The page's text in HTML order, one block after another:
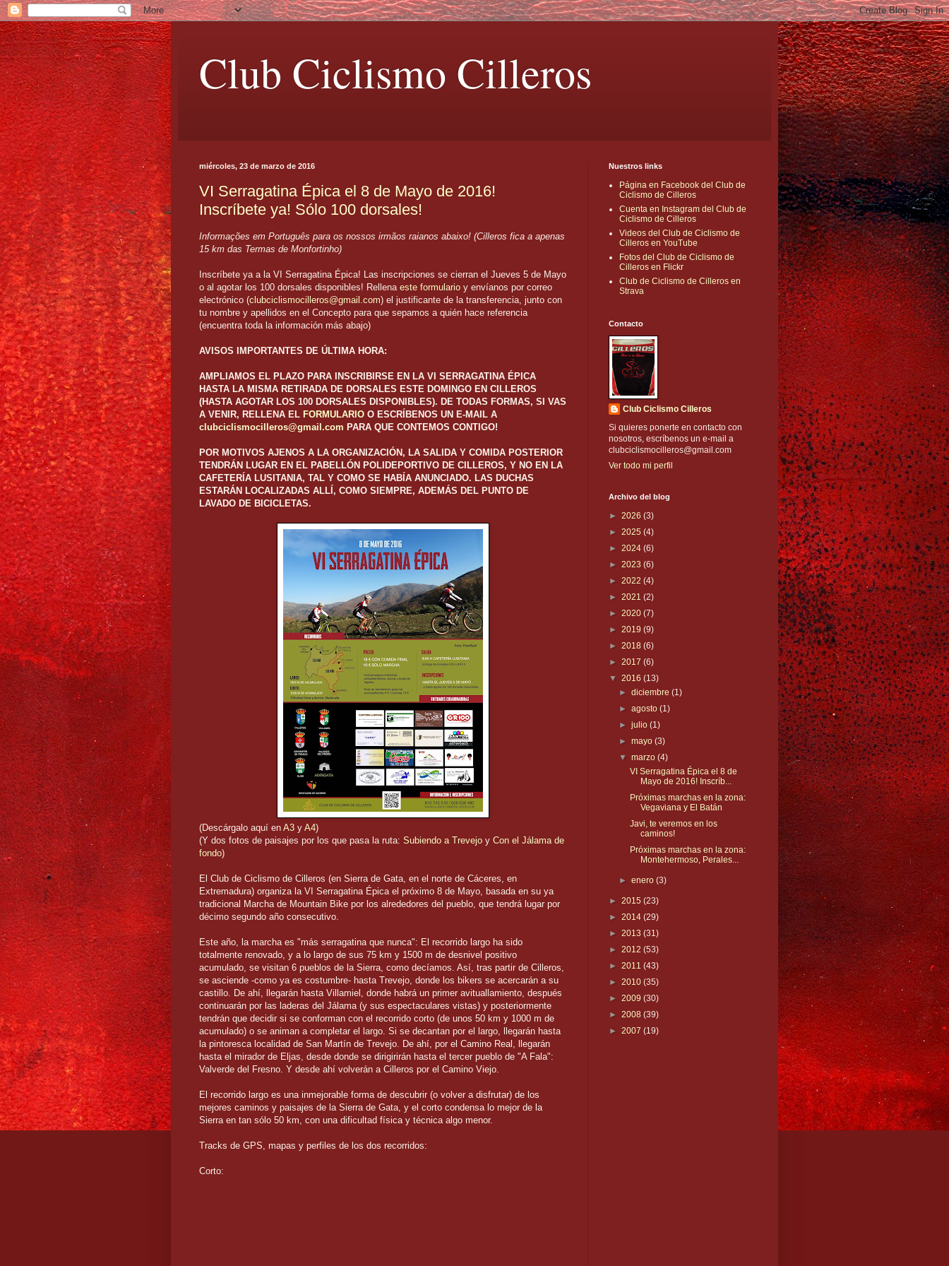
Club Ciclismo Cilleros
miércoles, 23 de marzo de 2016
VI Serragatina Épica el 8 de Mayo de 2016!
Inscríbete ya! Sólo 100 dorsales!
Informações em Português para os nossos irmãos raianos abaixo! (Cilleros fica a apenas
15 km das Termas de Monfortinho)
Inscríbete ya a la VI Serragatina Épica! Las inscripciones se cierran el Jueves 5 de Mayo
o al agotar los 100 dorsales disponibles! Rellena este formulario y envíanos por correo
electrónico (clubciclismocilleros@gmail.com) el justificante de la transferencia, junto con
tu nombre y apellidos en el Concepto para que sepamos a quién hace referencia
(encuentra toda la información más abajo)
AVISOS IMPORTANTES DE ÚLTIMA HORA:
AMPLIAMOS EL PLAZO PARA INSCRIBIRSE EN LA VI SERRAGATINA ÉPICA
HASTA LA MISMA RETIRADA DE DORSALES ESTE DOMINGO EN CILLEROS
(HASTA AGOTAR LOS 100 DORSALES DISPONIBLES). DE TODAS FORMAS, SI VAS
A VENIR, RELLENA EL FORMULARIO O ESCRÍBENOS UN E-MAIL A
clubciclismocilleros@gmail.com PARA QUE CONTEMOS CONTIGO!
POR MOTIVOS AJENOS A LA ORGANIZACIÓN, LA SALIDA Y COMIDA POSTERIOR
TENDRÁN LUGAR EN EL PABELLÓN POLIDEPORTIVO DE CILLEROS, Y NO EN LA
CAFETERÍA LUSITANIA, TAL Y COMO SE HABÍA ANUNCIADO. LAS DUCHAS
ESTARÁN LOCALIZADAS ALLÍ, COMO SIEMPRE, ADEMÁS DEL PUNTO DE
LAVADO DE BICICLETAS.
(Descárgalo aquí en A3 y A4)
(Y dos fotos de paisajes por los que pasa la ruta: Subiendo a Trevejo y Con el Jálama de
fondo)
El Club de Ciclismo de Cilleros (en Sierra de Gata, en el norte de Cáceres, en
Extremadura) organiza la VI Serragatina Épica el próximo 8 de Mayo, basada en su ya
tradicional Marcha de Mountain Bike por los alrededores del pueblo, que tendrá lugar por
décimo segundo año consecutivo.
Este año, la marcha es "más serragatina que nunca": El recorrido largo ha sido
totalmente renovado, y a lo largo de sus 75 km y 1500 m de desnivel positivo
acumulado, se visitan 6 pueblos de la Sierra, como decíamos. Así, tras partir de Cilleros,
se asciende -como ya es costumbre- hasta Trevejo, donde los bikers se acercarán a su
castillo. De ahí, llegarán hasta Villamiel, donde habrá un primer avituallamiento, después
continuarán por las laderas del Jálama (y sus espectaculares vistas) y posteriormente
tendrán que decidir si se conforman con el recorrido corto (de unos 50 km y 1000 m de
acumulado) o se animan a completar el largo. Si se decantan por el largo, llegarán hasta
la pintoresca localidad de San Martín de Trevejo. De ahí, por el Camino Real, llegarán
hasta el mirador de Eljas, desde donde se dirigirirán hasta el tercer pueblo de "A Fala":
Valverde del Fresno. Y desde ahí volverán a Cilleros por el Camino Viejo.
El recorrido largo es una inmejorable forma de descubrir (o volver a disfrutar) de los
mejores caminos y paisajes de la Sierra de Gata, y el corto condensa lo mejor de la
Sierra en tan sólo 50 km, con una dificultad física y técnica algo menor.
Tracks de GPS, mapas y perfiles de los dos recorridos:
Corto:
Nuestros links
Página en Facebook del Club de
Ciclismo de Cilleros
Cuenta en Instagram del Club de
Ciclismo de Cilleros
Videos del Club de Ciclismo de
Cilleros en YouTube
Fotos del Club de Ciclismo de
Cilleros en Flickr
Club de Ciclismo de Cilleros en
Strava
Contacto
Club Ciclismo Cilleros
Si quieres ponerte en contacto con
nosotros, escríbenos un e-mail a
clubciclismocilleros@gmail.com
Ver todo mi perfil
Archivo del blog
► 2026 (3)
► 2025 (4)
► 2024 (6)
► 2023 (6)
► 2022 (4)
► 2021 (2)
► 2020 (7)
► 2019 (9)
► 2018 (6)
► 2017 (6)
▼ 2016 (13)
►diciembre(1)
►agosto(1)
►julio(1)
►mayo(3)
▼marzo(4)
VI Serragatina Épica el 8 de
Mayo de 2016! Inscríb...
Próximas marchas en la zona:
Vegaviana y El Batán
Javi, te veremos en los
caminos!
Próximas marchas en la zona:
Montehermoso, Perales...
►enero(3)
► 2015 (23)
► 2014 (29)
► 2013 (31)
► 2012 (53)
► 2011 (43)
► 2010 (35)
► 2009 (30)
► 2008 (39)
► 2007 (19)